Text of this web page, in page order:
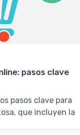
pasos clave
pasos clave para
que incluyen la